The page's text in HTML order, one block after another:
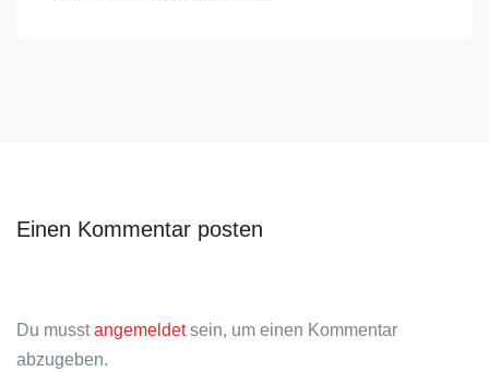
Einen Kommentar posten
Du musstangemeldetsein, um einen Kommentar
abzugeben.